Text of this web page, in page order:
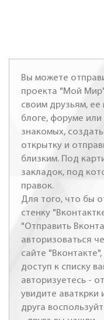
Вы можете
проекта "Мой
своим друзьям,
блоге, форуме
знакомых,
открытку и
близким. Под
закладок, под
правок.
Для того, что бы
стенку
"Отправить
авторизоваться
сайте
доступ к списку
авторизуетесь -
увидите
друга